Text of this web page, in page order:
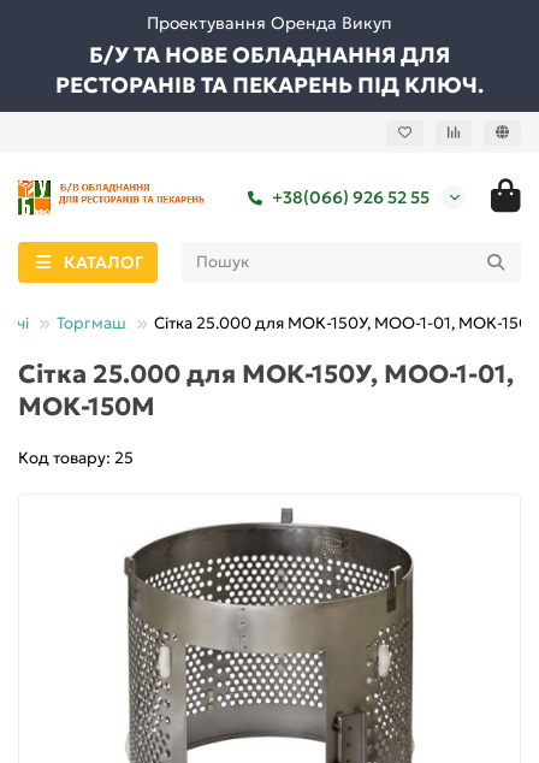
Проектування Оренда Викуп
Б/У ТА НОВЕ ОБЛАДНАННЯ ДЛЯ
РЕСТОРАНІВ ТА ПЕКАРЕНЬ ПІД КЛЮЧ.
+38(066) 926 52 55
КАТАЛОГ
Торгмаш Сітка 25.000 для МОК-150У, МОО-1-01, МОК-
Сітка 25.000 для МОК-150У, МОО-1-01,
МОК-150М
Код товару: 25